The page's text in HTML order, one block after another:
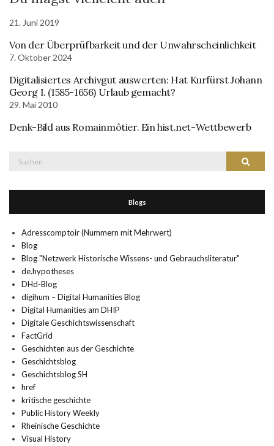
21. Juni 2019
Von der Überprüfbarkeit und der Unwahrscheinlichkeit
7. Oktober 2024
Digitalisiertes Archivgut auswerten: Hat Kurfürst Johann
Georg I. (1585-1656) Urlaub gemacht?
29. Mai 2010
Denk-Bild aus Romainmôtier. Ein hist.net-Wettbewerb
Suchen
Blogs
Adresscomptoir (Nummern mit Mehrwert)
Blog
Blog "Netzwerk Historische Wissens- und Gebrauchsliteratur"
de.hypotheses
DHd-Blog
digihum – Digital Humanities Blog
Digital Humanities am DHIP
Digitale Geschichtswissenschaft
FactGrid
Geschichten aus der Geschichte
Geschichtsblog
Geschichtsblog SH
href
kritische geschichte
Public History Weekly
Rheinische Geschichte
Visual History